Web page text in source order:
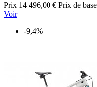
Prix 14 496,00 € Prix de base
Voir
-9,4%